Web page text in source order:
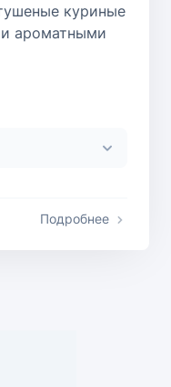
куриные
ароматными
Подробнее